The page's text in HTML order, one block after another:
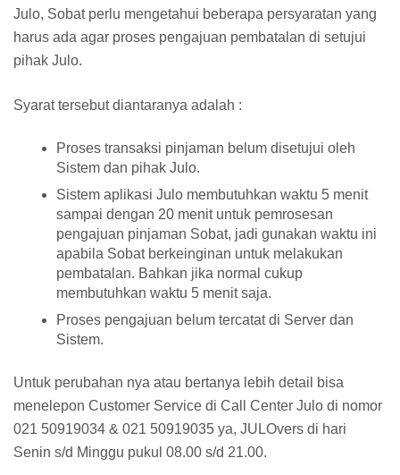
Julo, Sobat perlu mengetahui beberapa persyaratan yang
harus ada agar proses pengajuan pembatalan di setujui
pihak Julo.
Syarat tersebut diantaranya adalah :
Proses transaksi pinjaman belum disetujui oleh
Sistem dan pihak Julo.
Sistem aplikasi Julo membutuhkan waktu 5 menit
sampai dengan 20 menit untuk pemrosesan
pengajuan pinjaman Sobat, jadi gunakan waktu ini
apabila Sobat berkeinginan untuk melakukan
pembatalan. Bahkan jika normal cukup
membutuhkan waktu 5 menit saja.
Proses pengajuan belum tercatat di Server dan
Sistem.
Untuk perubahan nya atau bertanya lebih detail bisa
menelepon Customer Service di Call Center Julo di nomor
021 50919034 & 021 50919035 ya, JULOvers di hari
Senin s/d Minggu pukul 08.00 s/d 21.00.